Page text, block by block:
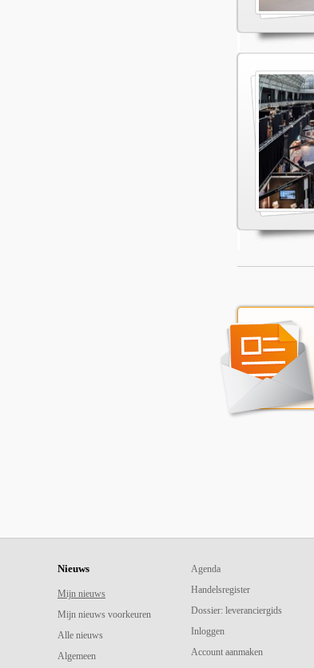
Nieuws
Mijn nieuws
Mijn nieuws voorkeuren
Alle nieuws
Algemeen
Agenda
Handelsregister
Dossier: leveranciergids
Inloggen
Account aanmaken